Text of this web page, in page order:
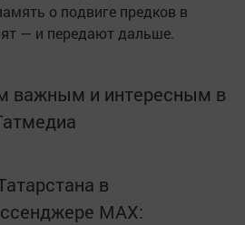
о подвиге предков в
— и передают дальше.
важным и интересным в
в
MАХ: